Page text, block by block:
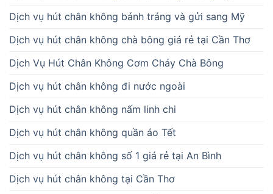
Dịch vụ hút chân không bánh tráng và gửi sang Mỹ
Dịch vụ hút chân không chà bông giá rẻ tại Cần Thơ
Dịch Vụ Hút Chân Không Cơm Cháy Chà Bông
Dịch vụ hút chân không đi nước ngoài
Dịch vụ hút chân không nấm linh chi
Dịch vụ hút chân không quần áo Tết
Dịch vụ hút chân không số 1 giá rẻ tại An Bình
Dịch vụ hút chân không tại Cần Thơ